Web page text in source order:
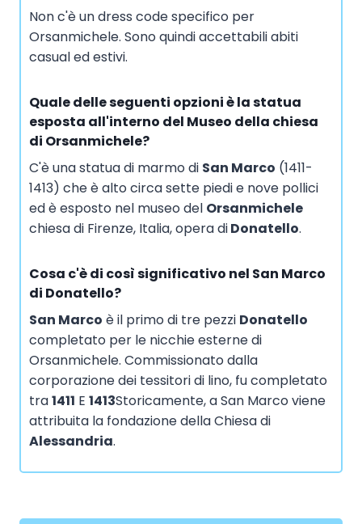
Non c'è un dress code specifico per
Orsanmichele. Sono quindi accettabili abiti
casual ed estivi.
Quale delle seguenti opzioni è la statua
esposta all'interno del Museo della chiesa
di Orsanmichele?
C'è una statua di marmo di San Marco (1411-
1413) che è alto circa sette piedi e nove pollici
ed è esposto nel museo del Orsanmichele
chiesa di Firenze, Italia, opera diDonatello.
Cosa c'è di così significativo nel San Marco
di Donatello?
San Marco è il primo di tre pezzi Donatello
completato per le nicchie esterne di
Orsanmichele. Commissionato dalla
corporazione dei tessitori di lino, fu completato
tra1411 E 1413Storicamente, a San Marco viene
attribuita la fondazione della Chiesa di
Alessandria.